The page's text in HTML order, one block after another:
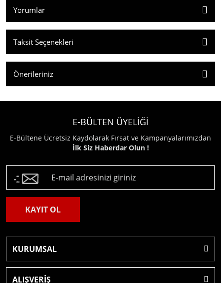
Yorumlar
Taksit Seçenekleri
Önerileriniz
E-BÜLTEN ÜYELİĞİ
E-Bültene Ücretsiz Kaydolarak Fırsat ve Kampanyalarımızdan
İlk Siz Haberdar Olun !
KAYIT OL
KURUMSAL
ALIŞVERİŞ